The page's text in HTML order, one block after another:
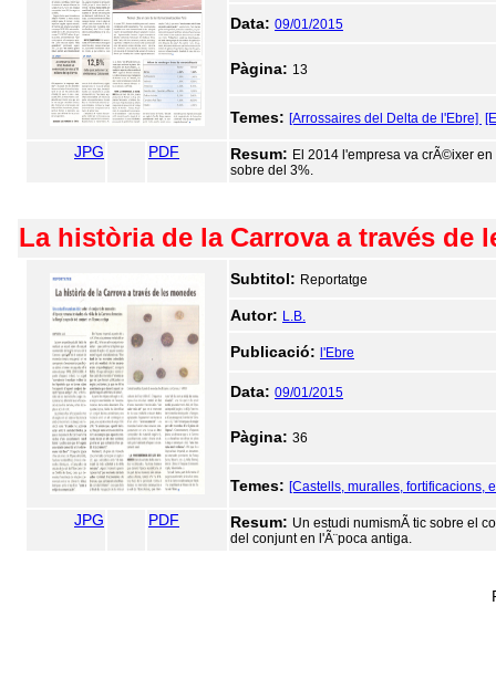
Data: 09/01/2015
Pàgina: 13
Temes: [Arrossaires del Delta de l'Ebre]
JPG PDF Resum: El 2014 l'empresa va crÃ©ixer
sobre del 3%.
La història de la Carrova a través de
Subtitol: Reportatge
Autor: L.B.
Publicació: l'Ebre
Data: 09/01/2015
Pàgina: 36
Temes: [Castells, muralles, fortificacions,
JPG PDF Resum: Un estudi numismÃ tic sobre el
del conjunt en l'Ã¨poca antiga.